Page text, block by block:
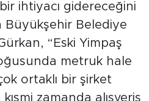
ihtiyacı gidereceğini
Belediye
“Eski Yimpaş
metruk hale
ortaklı bir şirket
zamanda alışveriş